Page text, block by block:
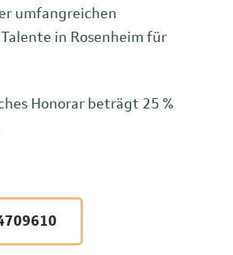
umfangreichen
in Rosenheim für
Honorar beträgt 25 %